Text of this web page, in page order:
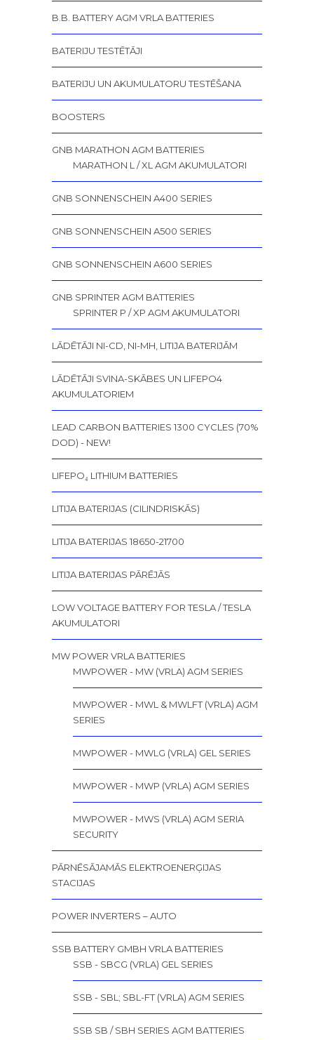
B.B. BATTERY AGM VRLA BATTERIES
BATERIJU TESTĒTĀJI
BATERIJU UN AKUMULATORU TESTĒŠANA
BOOSTERS
GNB MARATHON AGM BATTERIES
MARATHON L / XL AGM AKUMULATORI
GNB SONNENSCHEIN A400 SERIES
GNB SONNENSCHEIN A500 SERIES
GNB SONNENSCHEIN A600 SERIES
GNB SPRINTER AGM BATTERIES
SPRINTER P / XP AGM AKUMULATORI
LĀDĒTĀJI NI-CD, NI-MH, LITIJA BATERIJĀM
LĀDĒTĀJI SVINA-SKĀBES UN LIFEPO4
AKUMULATORIEM
LEAD CARBON BATTERIES 1300 CYCLES (70%
DOD) - NEW!
LIFEPO₄ LITHIUM BATTERIES
LITIJA BATERIJAS (CILINDRISKĀS)
LITIJA BATERIJAS 18650-21700
LITIJA BATERIJAS PĀRĒJĀS
LOW VOLTAGE BATTERY FOR TESLA / TESLA
AKUMULATORI
MW POWER VRLA BATTERIES
MWPOWER - MW (VRLA) AGM SERIES
MWPOWER - MWL & MWLFT (VRLA) AGM
SERIES
MWPOWER - MWLG (VRLA) GEL SERIES
MWPOWER - MWP (VRLA) AGM SERIES
MWPOWER - MWS (VRLA) AGM SERIA
SECURITY
PĀRNĒSĀJAMĀS ELEKTROENERĢIJAS
STACIJAS
POWER INVERTERS – AUTO
SSB BATTERY GMBH VRLA BATTERIES
SSB - SBCG (VRLA) GEL SERIES
SSB - SBL; SBL-FT (VRLA) AGM SERIES
SSB SB / SBH SERIES AGM BATTERIES